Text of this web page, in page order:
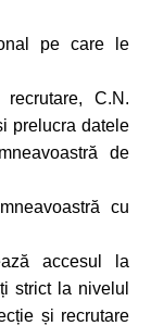
pe care le
C.N.
prelucra datele
de
cu
accesul la
strict la nivelul
și recrutare